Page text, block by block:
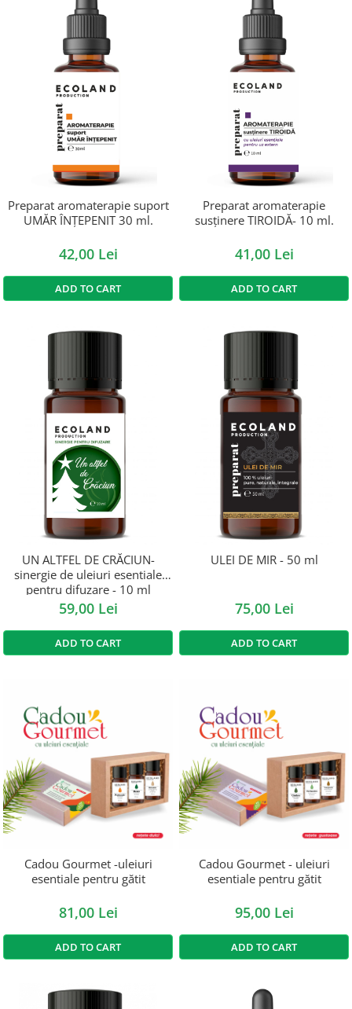
Preparat aromaterapie suport
UMĂR ÎNȚEPENIT 30 ml.
42,00 Lei
ADD TO CART
Preparat aromaterapie
susținere TIROIDĂ- 10 ml.
41,00 Lei
ADD TO CART
UN ALTFEL DE CRĂCIUN-
sinergie de uleiuri esentiale
pentru difuzare - 10 ml
59,00 Lei
ADD TO CART
ULEI DE MIR - 50 ml
75,00 Lei
ADD TO CART
Cadou Gourmet -uleiuri
esentiale pentru gătit
81,00 Lei
ADD TO CART
Cadou Gourmet - uleiuri
esentiale pentru gătit
95,00 Lei
ADD TO CART